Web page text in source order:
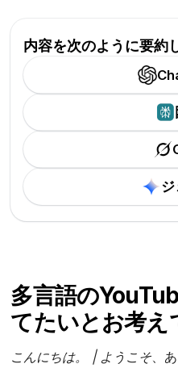
内容を次のように要約
ジ
多言語の
てたいとお考え
こんにちは。 | ようこそ、